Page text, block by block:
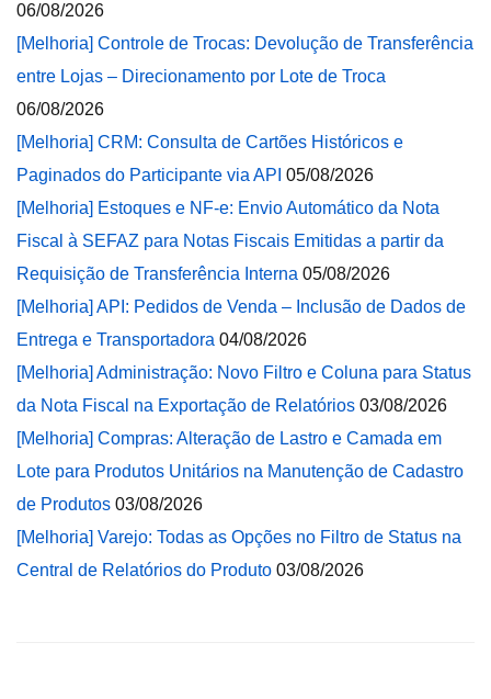
06/08/2026
[Melhoria] Controle de Trocas: Devolução de Transferência
entre Lojas – Direcionamento por Lote de Troca
06/08/2026
[Melhoria] CRM: Consulta de Cartões Históricos e
Paginados do Participante via API 05/08/2026
[Melhoria] Estoques e NF-e: Envio Automático da Nota
Fiscal à SEFAZ para Notas Fiscais Emitidas a partir da
Requisição de Transferência Interna 05/08/2026
[Melhoria] API: Pedidos de Venda – Inclusão de Dados de
Entrega e Transportadora 04/08/2026
[Melhoria] Administração: Novo Filtro e Coluna para Status
da Nota Fiscal na Exportação de Relatórios 03/08/2026
[Melhoria] Compras: Alteração de Lastro e Camada em
Lote para Produtos Unitários na Manutenção de Cadastro
de Produtos 03/08/2026
[Melhoria] Varejo: Todas as Opções no Filtro de Status na
Central de Relatórios do Produto 03/08/2026